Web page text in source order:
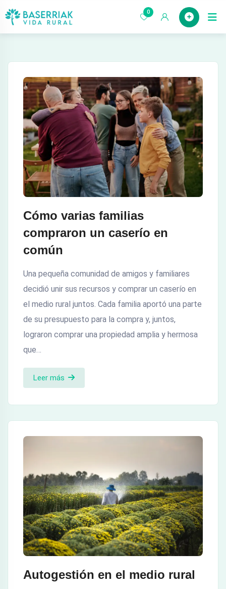
saltar
0
Cómo varias familias
compraron un caserío en
común
Una pequeña comunidad de amigos y familiares
decidió unir sus recursos y comprar un caserío en
el medio rural juntos. Cada familia aportó una parte
de su presupuesto para la compra y, juntos,
lograron comprar una propiedad amplia y hermosa
que…
Leer más
Autogestión en el medio rural